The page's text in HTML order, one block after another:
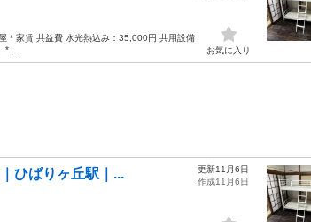
* 家賃 共益費 水光熱込み：35,000円 共用設備
* ...
お気に入り
ひばりヶ丘駅｜...
更新11月6日
作成11月6日